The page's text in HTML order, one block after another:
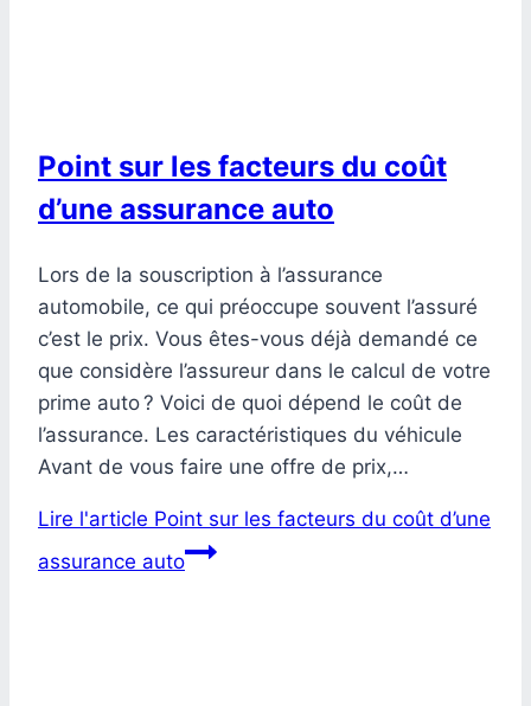
Point sur les facteurs du coût
d’une assurance auto
Lors de la souscription à l’assurance
automobile, ce qui préoccupe souvent l’assuré
c’est le prix. Vous êtes-vous déjà demandé ce
que considère l’assureur dans le calcul de votre
prime auto ? Voici de quoi dépend le coût de
l’assurance. Les caractéristiques du véhicule
Avant de vous faire une offre de prix,…
Lire l'article Point sur les facteurs du coût d’une
assurance auto